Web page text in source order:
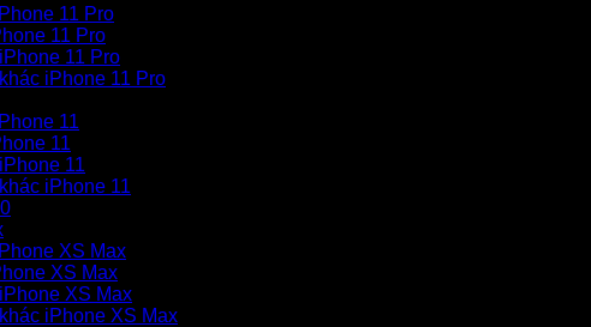
11 Pro
11 Pro
11 Pro
iPhone 11 Pro
11
11
11
iPhone 11
XS Max
XS Max
XS Max
iPhone XS Max